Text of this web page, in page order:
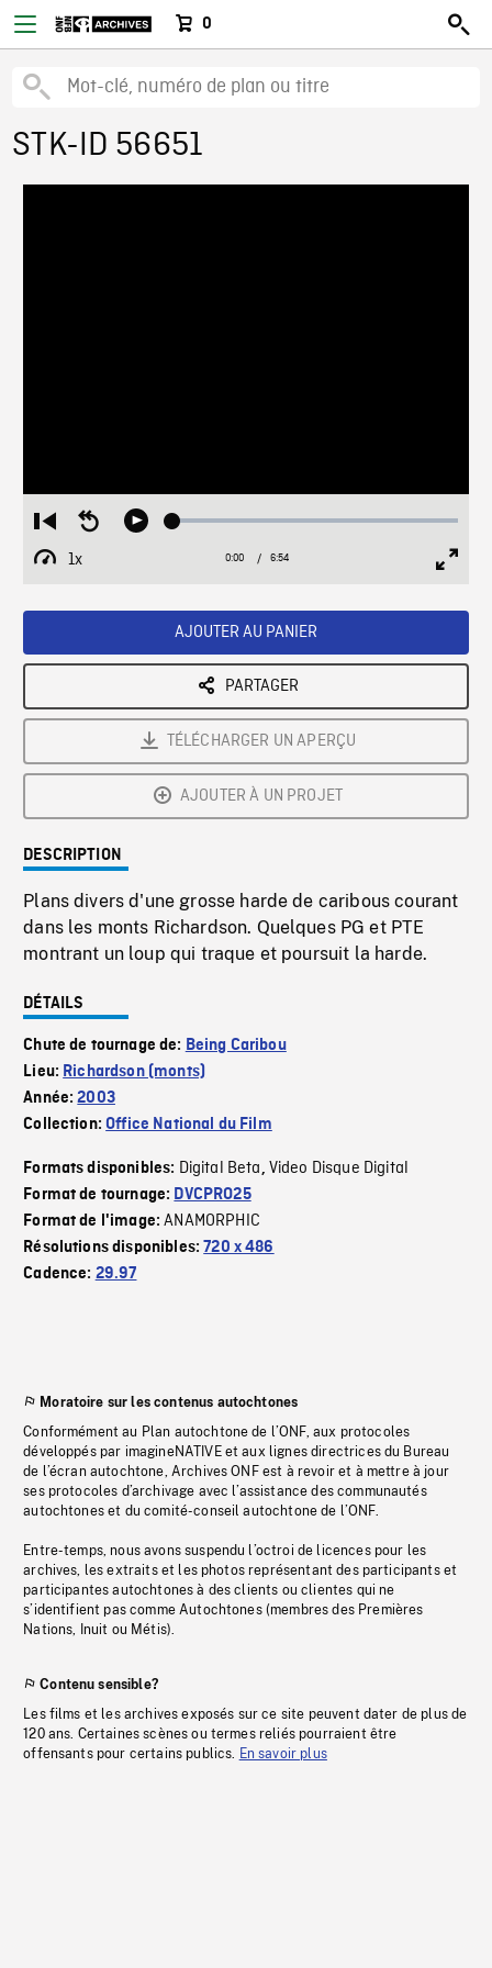
0
STK-ID 56651
Restart
from
beginning
Seek
Play Loaded:
1x
Playback
Current
0:00 / Duration
6:54
AJOUTER AU PANIER
PARTAGER
TÉLÉCHARGER UN APERÇU
AJOUTER À UN PROJET
DESCRIPTION
Plans divers d'une grosse harde de caribous courant
dans les monts Richardson. Quelques PG et PTE
montrant un loup qui traque et poursuit la harde.
DÉTAILS
Chute de tournage de: Being Caribou
Lieu: Richardson (monts)
Année:2003
Collection:Office National du Film
Formats disponibles: Digital Beta, Video Disque Digital
Format de tournage: DVCPRO25
Format de l'image:ANAMORPHIC
Résolutions disponibles:720 x 486
Cadence: 29.97
Moratoire sur les contenus autochtones
Conformément au Plan autochtone de l’ONF, aux protocoles
développés par imagineNATIVE et aux lignes directrices du Bureau
de l’écran autochtone, Archives ONF est à revoir et à mettre à jour
ses protocoles d’archivage avec l’assistance des communautés
autochtones et du comité-conseil autochtone de l’ONF.
Entre-temps, nous avons suspendu l’octroi de licences pour les
archives, les extraits et les photos représentant des participants et
participantes autochtones à des clients ou clientes qui ne
s’identifient pas comme Autochtones (membres des Premières
Nations, Inuit ou Métis).
Contenu sensible?
Les films et les archives exposés sur ce site peuvent dater de plus de
120 ans. Certaines scènes ou termes reliés pourraient être
offensants pour certains publics. En savoir plus